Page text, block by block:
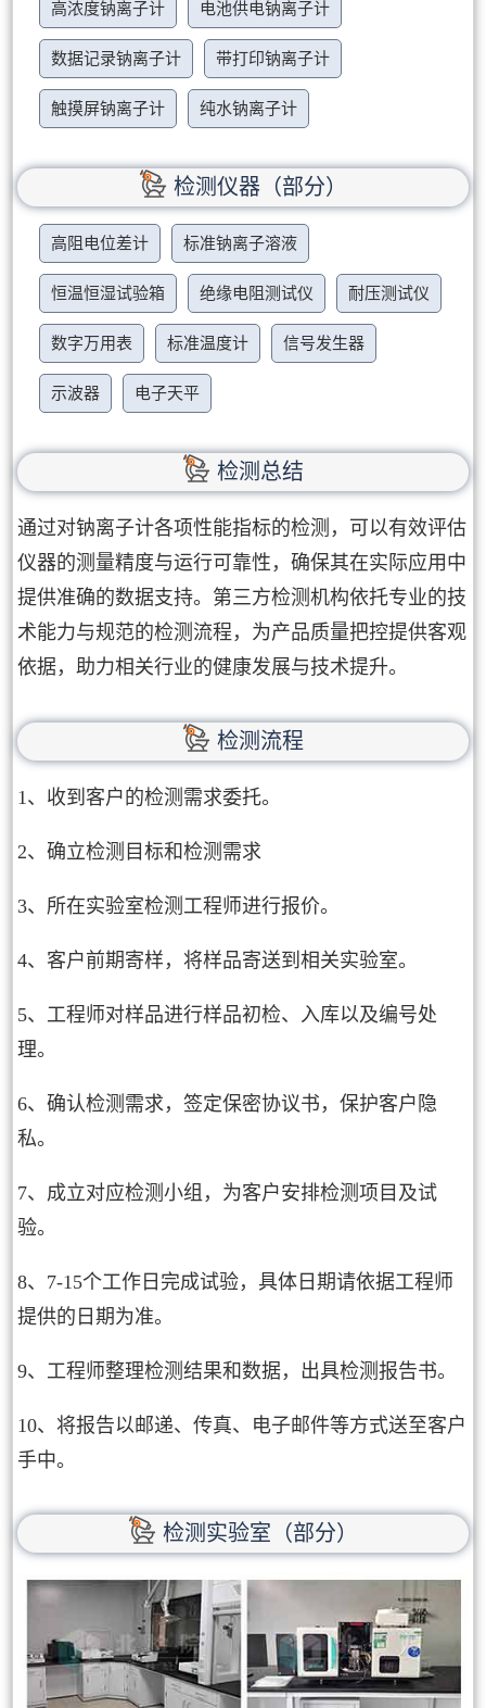
高浓度钠离子计 电池供电钠离子计
数据记录钠离子计 带打印钠离子计
触摸屏钠离子计 纯水钠离子计
检测仪器（部分）
高阻电位差计 标准钠离子溶液
恒温恒湿试验箱 绝缘电阻测试仪 耐压测试仪
数字万用表 标准温度计 信号发生器
示波器 电子天平
检测总结
通过对钠离子计各项性能指标的检测，可以有效评估
仪器的测量精度与运行可靠性，确保其在实际应用中
提供准确的数据支持。第三方检测机构依托专业的技
术能力与规范的检测流程，为产品质量把控提供客观
依据，助力相关行业的健康发展与技术提升。
检测流程
1、收到客户的检测需求委托。
2、确立检测目标和检测需求
3、所在实验室检测工程师进行报价。
4、客户前期寄样，将样品寄送到相关实验室。
5、工程师对样品进行样品初检、入库以及编号处
理。
6、确认检测需求，签定保密协议书，保护客户隐
私。
7、成立对应检测小组，为客户安排检测项目及试
验。
8、7-15个工作日完成试验，具体日期请依据工程师
提供的日期为准。
9、工程师整理检测结果和数据，出具检测报告书。
10、将报告以邮递、传真、电子邮件等方式送至客户
手中。
检测实验室（部分）